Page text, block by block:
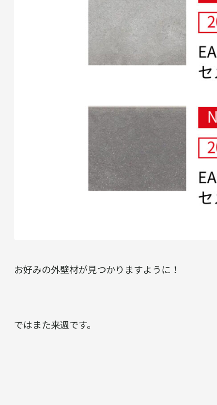
お好みの外壁材が見つかりますように！
ではまた来週です。